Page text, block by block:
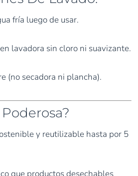
fría luego de usar.
lavadora sin cloro ni suavizante.
(no secadora ni plancha).
y reutilizable hasta por 5
que productos desechables